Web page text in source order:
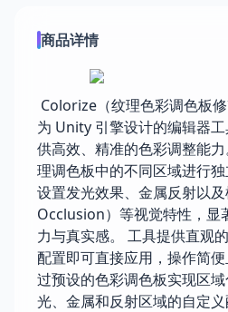
商品详情
Colorize（纹理色彩调色板
为 Unity 引擎设计的编辑器
供高效、精准的色彩调整能
理调色板中的不同区域进行
设置发光效果、金属反射以
Occlusion）等视觉特性，显
力与真实感。 工具提供直观
配置即可直接应用，操作简
过预设的色彩调色板实现区
光、金属和反射区域的自定